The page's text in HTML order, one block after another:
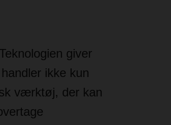
giver
ikke kun
værktøj, der kan